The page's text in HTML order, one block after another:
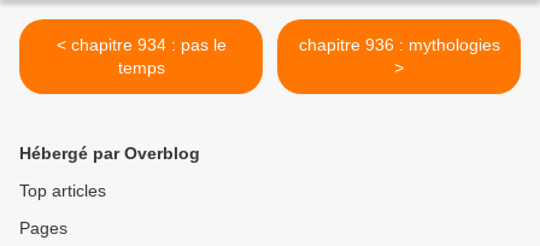
< chapitre 934 : pas le
temps
chapitre 936 : mythologies
>
Hébergé par Overblog
Top articles
Pages